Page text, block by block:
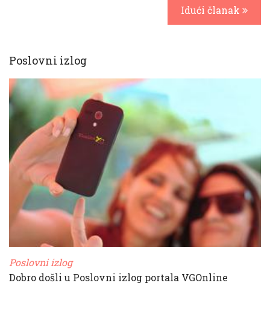
Idući članak
Poslovni izlog
Poslovni izlog
Dobro došli u Poslovni izlog portala VGOnline